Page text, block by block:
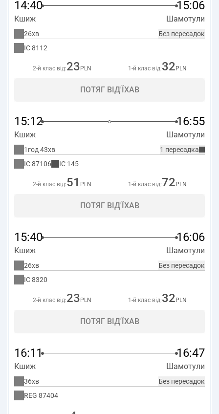
14:40 15:06
Кшиж Шамотули
Без пересадок
26хв
IC8112
2-й клас від:23 PLN 1-й клас від:32 PLN
ПОТЯГ ВІД'ЇХАВ
15:12 16:55
Кшиж Шамотули
1 пересадка
1год 43хв
IC87106 IC 145
2-й клас від:51 PLN 1-й клас від:72 PLN
ПОТЯГ ВІД'ЇХАВ
15:40 16:06
Кшиж Шамотули
Без пересадок
26хв
IC8320
2-й клас від:23 PLN 1-й клас від:32 PLN
ПОТЯГ ВІД'ЇХАВ
16:11 16:47
Кшиж Шамотули
Без пересадок
36хв
REG 87404